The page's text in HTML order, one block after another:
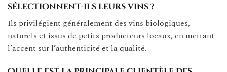
sélectionnent-ils leurs vins ?
Ils privilégient généralement des vins biologiques,
naturels et issus de petits producteurs locaux, en mettant
l’accent sur l’authenticité et la qualité.